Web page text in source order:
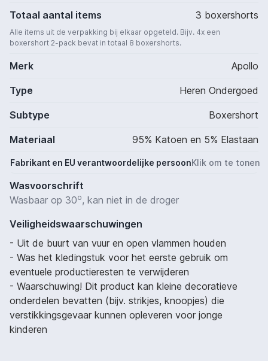
Totaal aantal items 3 boxershorts
Alle items uit de verpakking bij elkaar opgeteld. Bijv. 4x een
boxershort 2-pack bevat in totaal 8 boxershorts.
Merk Apollo
Type Heren Ondergoed
Subtype Boxershort
Materiaal 95% Katoen en 5% Elastaan
Fabrikant en EU verantwoordelijke persoonKlik om te tonen
Wasvoorschrift
Wasbaar op 30o, kan niet in de droger
Veiligheidswaarschuwingen
- Uit de buurt van vuur en open vlammen houden
- Was het kledingstuk voor het eerste gebruik om
eventuele productieresten te verwijderen
- Waarschuwing! Dit product kan kleine decoratieve
onderdelen bevatten (bijv. strikjes, knoopjes) die
verstikkingsgevaar kunnen opleveren voor jonge
kinderen